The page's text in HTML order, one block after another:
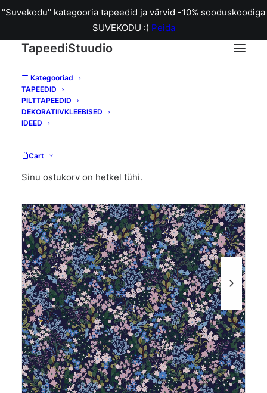
''Suvekodu'' kategooria tapeedid ja värvid -10% sooduskoodiga
SUVEKODU :) Peida
TapeediStuudio
Kategooriad
TAPEEDID
PILTTAPEEDID
DEKORATIIVKLEEBISED
IDEED
Cart
Sinu ostukorv on hetkel tühi.
Home 118570 Joules Gilmorton Ditsy Garden